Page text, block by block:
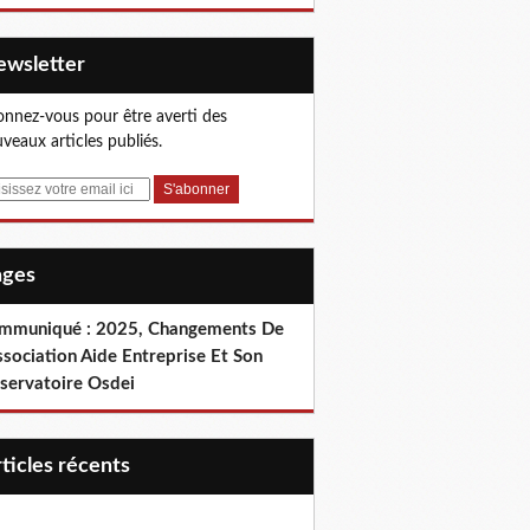
vous pour être averti des
articles publiés.
: 2025, Changements De
Aide Entreprise Et Son
Osdei
récents